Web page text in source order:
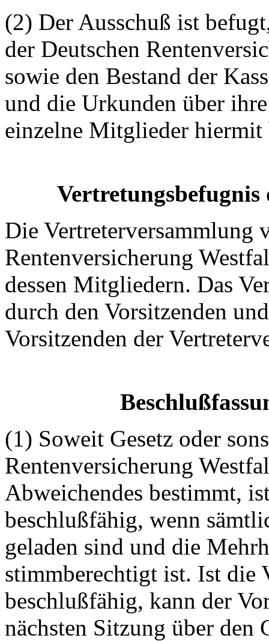
(2) Der Ausschuß ist
der Deutschen
sowie den Bestand der
und die Urkunden über
einzelne Mitglieder hiermit
Die Vertreterversammlung
Rentenversicherung
dessen Mitgliedern. Das
durch den Vorsitzenden
Vorsitzenden der
(1) Soweit Gesetz oder
Rentenversicherung
Abweichendes bestimmt,
beschlußfähig, wenn
geladen sind und die
stimmberechtigt ist. Ist die
beschlußfähig, kann der
nächsten Sitzung über den